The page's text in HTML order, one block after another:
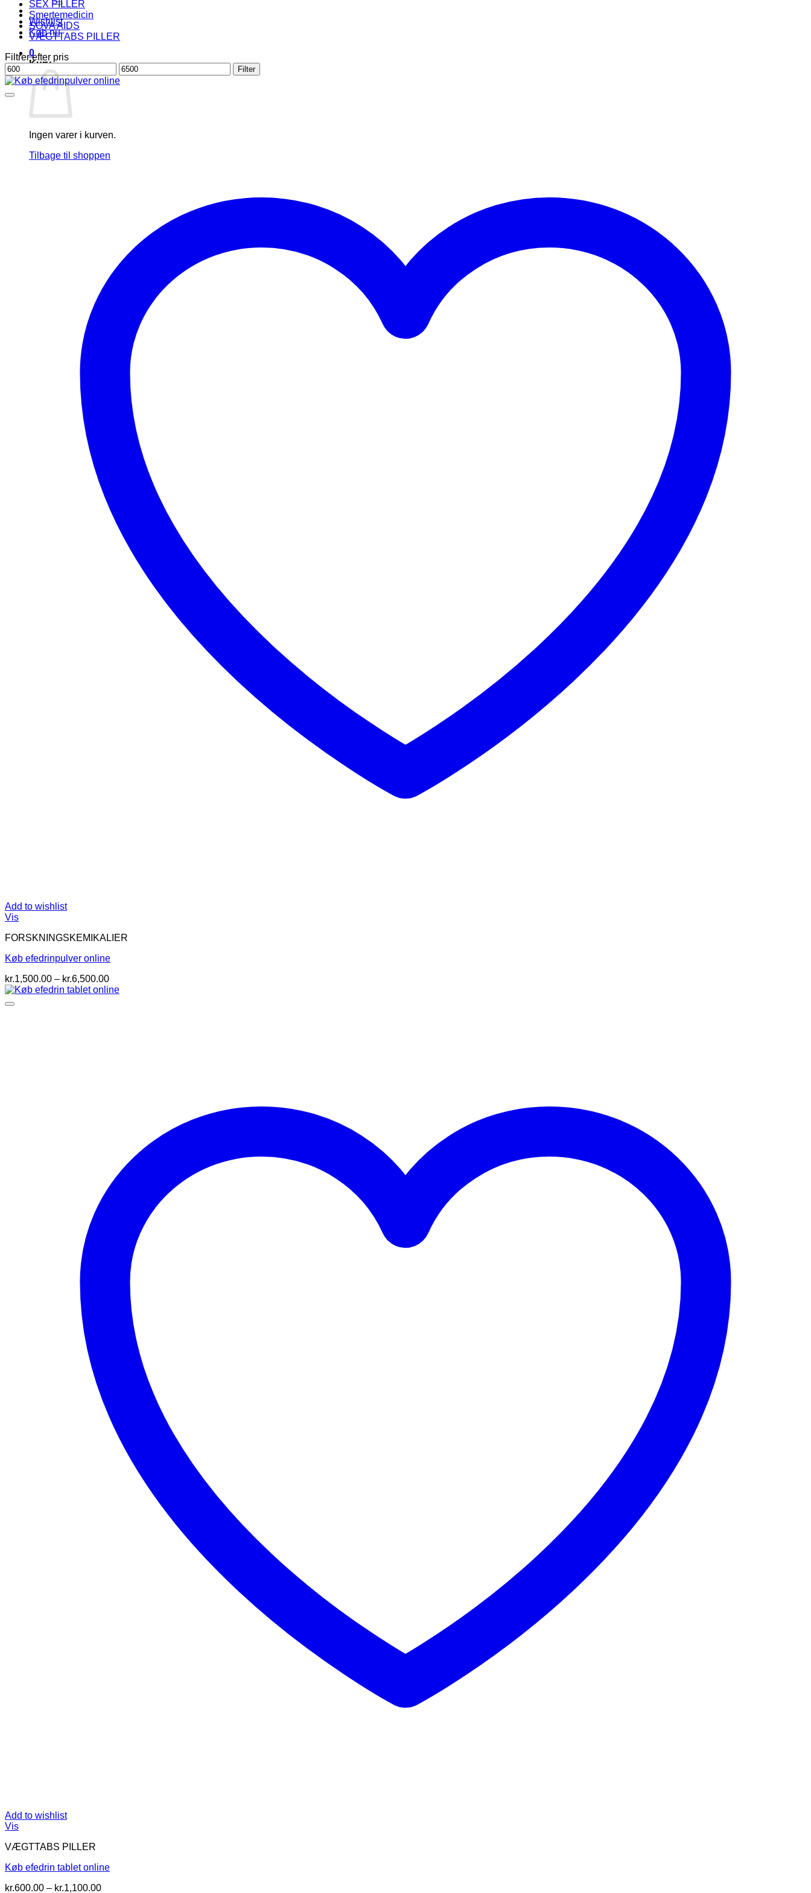
Wishlist
Køb nu
0
Kurv
Ingen varer i kurven.
Tilbage til shoppen
SEX PILLER
Smertemedicin
SOVA AIDS
VÆGTTABS PILLER
Filtrer efter pris
Mindste
pris
Højeste
pris
Filter
Add to wishlist
Vis
FORSKNINGSKEMIKALIER
Køb efedrinpulver online
kr.1,500.00 – kr.6,500.00Prisinterval:
kr.1,500.00
Add to wishlist
Vis
VÆGTTABS PILLER
Køb efedrin tablet online
kr.600.00 – kr.1,100.00Prisinterval: